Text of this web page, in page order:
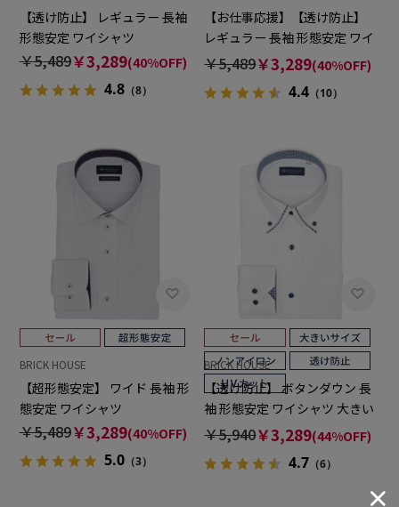
【透け防止】 レギュラー 長袖
形態安定 ワイシャツ
￥5,489￥3,289(40%OFF)
4.8（8）
【お仕事応援】【透け防止】
レギュラー 長袖 形態安定 ワイ
シャツ
￥5,489￥3,289(40%OFF)
4.4 （10）
BRICK HOUSE
【超形態安定】 ワイド 長袖 形
態安定 ワイシャツ
￥5,489￥3,289(40%OFF)
5.0（3）
BRICK HOUSE
【透け防止】 ボタンダウン 長
袖 形態安定 ワイシャツ 大きい
サイズ
￥5,940￥3,289(44%OFF)
4.7 （6）